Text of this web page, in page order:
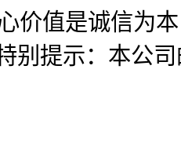
价值是诚信为
别提示：本公